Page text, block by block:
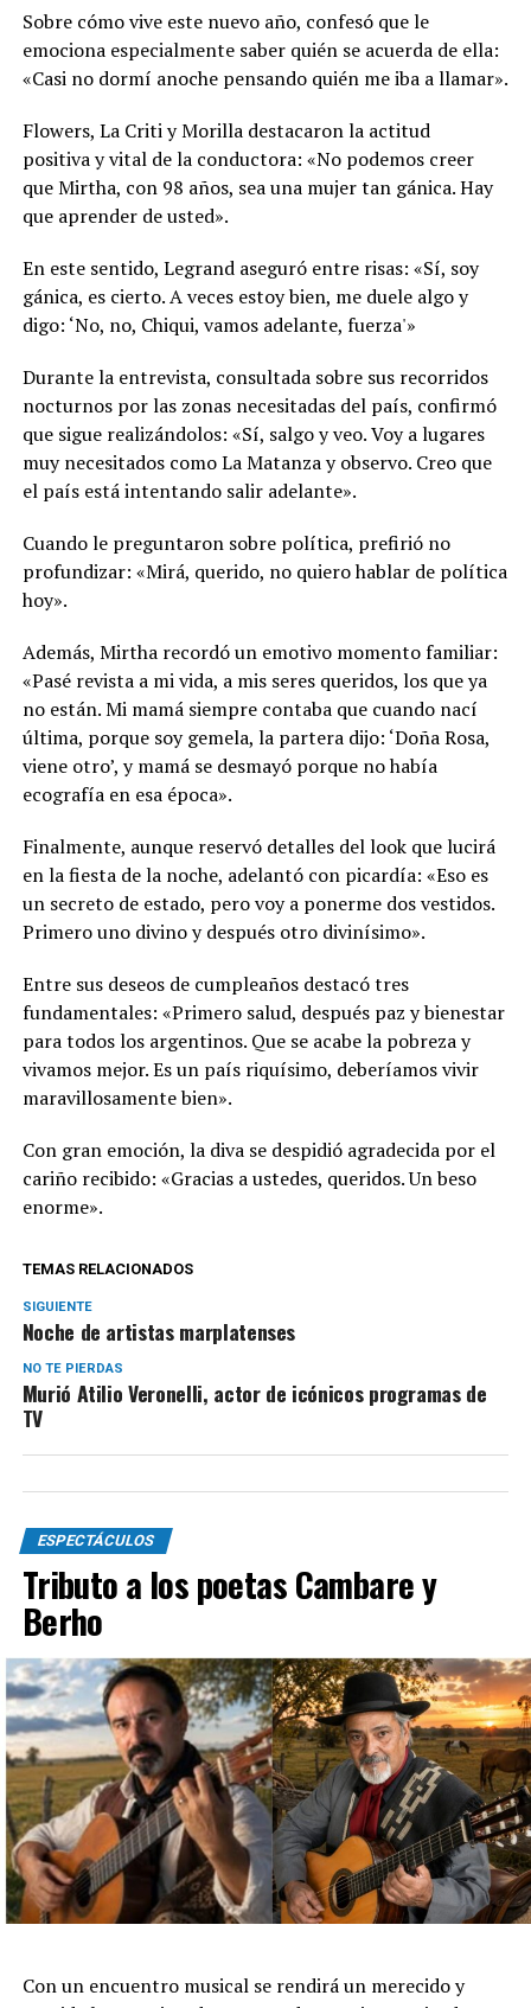
Sobre cómo vive este nuevo año, confesó que le
emociona especialmente saber quién se acuerda de ella:
«Casi no dormí anoche pensando quién me iba a llamar».
Flowers, La Criti y Morilla destacaron la actitud
positiva y vital de la conductora: «No podemos creer
que Mirtha, con 98 años, sea una mujer tan gánica. Hay
que aprender de usted».
En este sentido, Legrand aseguró entre risas: «Sí, soy
gánica, es cierto. A veces estoy bien, me duele algo y
digo: ‘No, no, Chiqui, vamos adelante, fuerza'»
Durante la entrevista, consultada sobre sus recorridos
nocturnos por las zonas necesitadas del país, confirmó
que sigue realizándolos: «Sí, salgo y veo. Voy a lugares
muy necesitados como La Matanza y observo. Creo que
el país está intentando salir adelante».
Cuando le preguntaron sobre política, prefirió no
profundizar: «Mirá, querido, no quiero hablar de política
hoy».
Además, Mirtha recordó un emotivo momento familiar:
«Pasé revista a mi vida, a mis seres queridos, los que ya
no están. Mi mamá siempre contaba que cuando nací
última, porque soy gemela, la partera dijo: ‘Doña Rosa,
viene otro’, y mamá se desmayó porque no había
ecografía en esa época».
Finalmente, aunque reservó detalles del look que lucirá
en la fiesta de la noche, adelantó con picardía: «Eso es
un secreto de estado, pero voy a ponerme dos vestidos.
Primero uno divino y después otro divinísimo».
Entre sus deseos de cumpleaños destacó tres
fundamentales: «Primero salud, después paz y bienestar
para todos los argentinos. Que se acabe la pobreza y
vivamos mejor. Es un país riquísimo, deberíamos vivir
maravillosamente bien».
Con gran emoción, la diva se despidió agradecida por el
cariño recibido: «Gracias a ustedes, queridos. Un beso
enorme».
TEMAS RELACIONADOS
SIGUIENTE
Noche de artistas marplatenses
NO TE PIERDAS
Murió Atilio Veronelli, actor de icónicos programas de
TV
ESPECTÁCULOS
Tributo a los poetas Cambare y
Berho
Con un encuentro musical se rendirá un merecido y